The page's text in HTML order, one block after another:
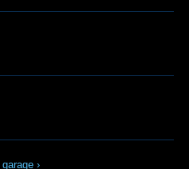
garage ›